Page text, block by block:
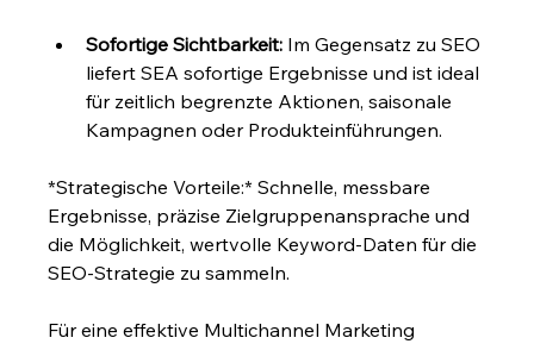
Sofortige Sichtbarkeit: Im Gegensatz zu SEO
liefert SEA sofortige Ergebnisse und ist ideal
für zeitlich begrenzte Aktionen, saisonale
Kampagnen oder Produkteinführungen.
*Strategische Vorteile:* Schnelle, messbare
Ergebnisse, präzise Zielgruppenansprache und
die Möglichkeit, wertvolle Keyword-Daten für die
SEO-Strategie zu sammeln.
Für eine effektive Multichannel Marketing